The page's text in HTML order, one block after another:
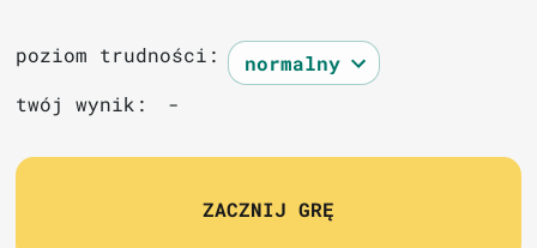
poziom trudności:
twój wynik:
-
ZACZNIJ GRĘ